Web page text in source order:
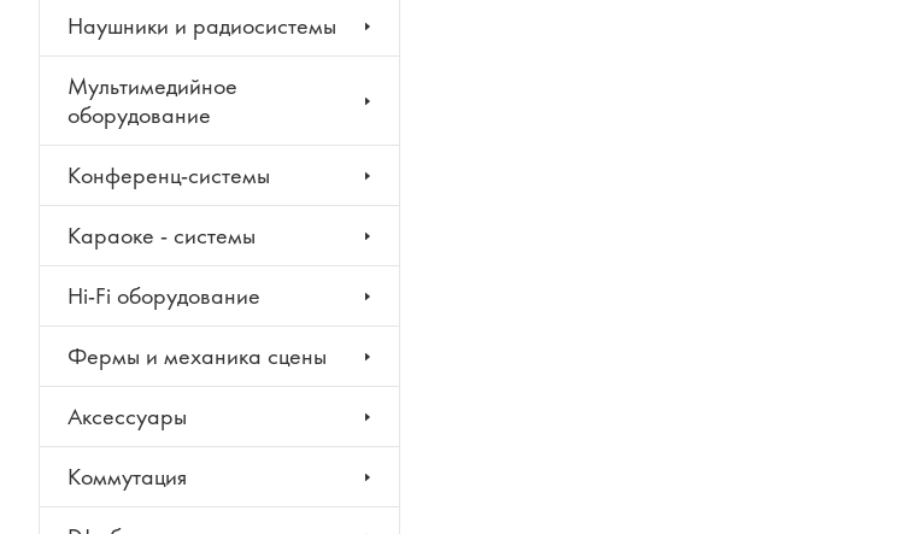
Наушники и радиосистемы
Мультимедийное
оборудование
Конференц-системы
Караоке - системы
Hi-Fi оборудование
Фермы и механика сцены
Аксессуары
Коммутация